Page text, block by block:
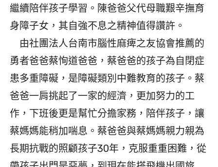
繼續陪伴孩子學習。陳爸爸父代母職艱辛撫育
身障子女，其自強不息之精神值得讚許。
由社團法人台南市腦性麻痺之友協會推薦的
勇者爸爸蔡恂道爸爸，蔡爸爸的孩子為自閉症
患多重障礙，是障礙類別中難教育的孩子。蔡
爸爸一肩挑起了一家的經濟，更加努力的工
作，下班後更是幫忙分擔家務，陪伴孩子，讓
蔡媽媽能稍加喘息。蔡爸爸與蔡媽媽親力親為
長期抗戰的照顧孩子30年，克服重重困難，從